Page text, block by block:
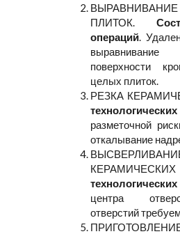
ПЛИТОК.
операций.
выравнивание
поверхности
целых плиток.
РЕЗКА
разметочной
откалывание
центра
отверстий